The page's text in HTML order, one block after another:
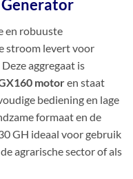
Generator
en robuuste
stroom levert voor
aggregaat is
motoren staat
bediening en lage
formaat en de
GH ideaal voor gebruik
agrarische sector of als